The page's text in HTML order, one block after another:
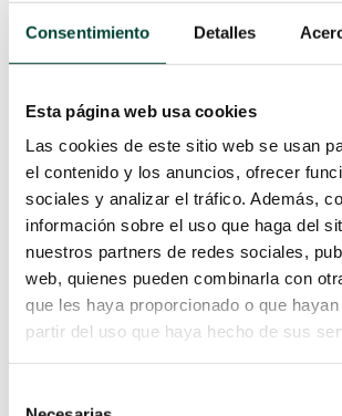
Consentimiento Detalles
Esta página web usa cookies
Las cookies de este sitio web se usan
el contenido y los anuncios, ofrecer
sociales y analizar el tráfico. Además,
información sobre el uso que haga del
nuestros partners de redes sociales,
web, quienes pueden combinarla con
que les haya proporcionado o que
partir del uso que haya hecho de sus
administrar?
cabo una terapia guiada por
disponemos de una onda de
óptima que nos permite disponer
información necesaria para guiar el
las siguientes preguntas son:
¿Qué cantidad de fluido
¿Qué parámetros
utilizar?
es necesario hacer referencia a la